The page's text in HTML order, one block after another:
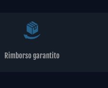
Rimborso garantito